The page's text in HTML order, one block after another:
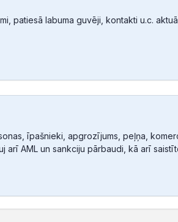
patiesā labuma guvēji, kontakti u.c.
īpašnieki, apgrozījums, peļņa,
AML un sankciju pārbaudi, kā arī